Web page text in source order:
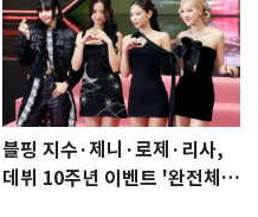
블핑 지수·제니·로제·리사,
데뷔 10주년 이벤트 '완전체'